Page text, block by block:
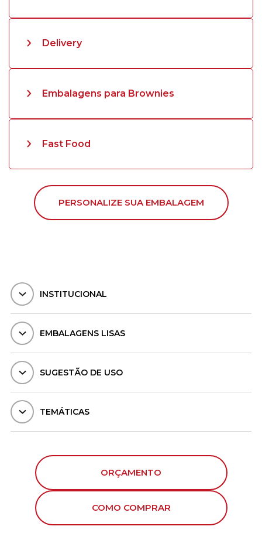
Delivery
Embalagens para Brownies
Fast Food
PERSONALIZE SUA EMBALAGEM
INSTITUCIONAL
EMBALAGENS LISAS
SUGESTÃO DE USO
TEMÁTICAS
ORÇAMENTO
COMO COMPRAR